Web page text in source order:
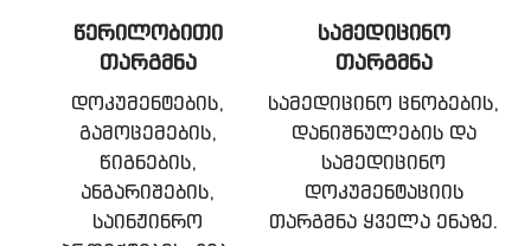
ᲬᲔᲠᲘᲚᲝᲑᲘᲗᲘ
ᲗᲐᲠᲒᲛᲜᲐ
დოკუმენტების,
გამოცემების,
წიგნების,
ანგარიშების,
საინჟინრო
ᲡᲐᲛᲔᲓᲘᲪᲘᲜᲝ
ᲗᲐᲠᲒᲛᲜᲐ
სამედიცინო ცნობების,
დანიშნულების და
სამედიცინო
დოკუმენტაციის
თარგმნა ყველა ენაზე.